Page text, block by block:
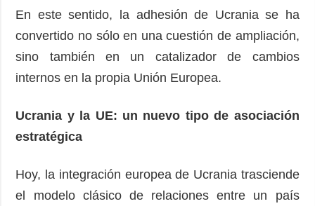
En este sentido, la adhesión de Ucrania se ha
convertido no sólo en una cuestión de ampliación,
sino también en un catalizador de cambios
internos en la propia Unión Europea.
Ucrania y la UE: un nuevo tipo de asociación
estratégica
Hoy, la integración europea de Ucrania trasciende
el modelo clásico de relaciones entre un país